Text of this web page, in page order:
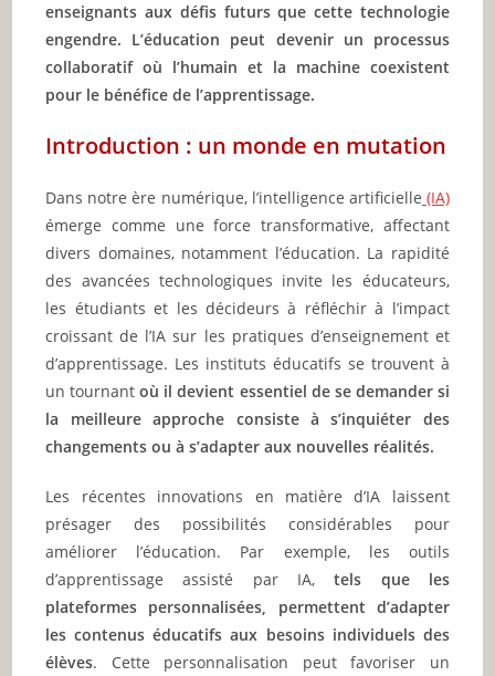
enseignants aux défis futurs que cette technologie
engendre. L’éducation peut devenir un processus
collaboratif où l’humain et la machine coexistent
pour le bénéfice de l’apprentissage.
Introduction : un monde en mutation
Dans notre ère numérique, l’intelligence artificielle (IA)
émerge comme une force transformative, affectant
divers domaines, notamment l’éducation. La rapidité
des avancées technologiques invite les éducateurs,
les étudiants et les décideurs à réfléchir à l’impact
croissant de l’IA sur les pratiques d’enseignement et
d’apprentissage. Les instituts éducatifs se trouvent à
un tournantoù il devient essentiel de se demander si
la meilleure approche consiste à s’inquiéter des
changements ou à s’adapter aux nouvelles réalités.
Les récentes innovations en matière d’IA laissent
présager des possibilités considérables pour
améliorer l’éducation. Par exemple, les outils
d’apprentissage assisté par IA,tels que les
plateformes personnalisées, permettent d’adapter
les contenus éducatifs aux besoins individuels des
élèves. Cette personnalisation peut favoriser un